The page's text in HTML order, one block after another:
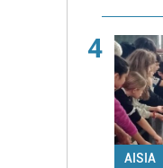
4
AISIA